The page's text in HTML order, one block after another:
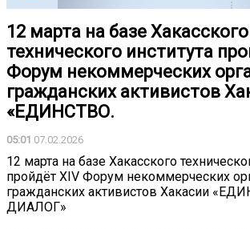
12 марта на базе Хакасского
технического института
Форум некоммерческих
гражданских активистов
«ЕДИНСТВО.
05:01 07.02.2026
12 марта на базе Хакасского
пройдёт XIV Форум некоммерческих
гражданских активистов Хакасии
ДИАЛОГ»